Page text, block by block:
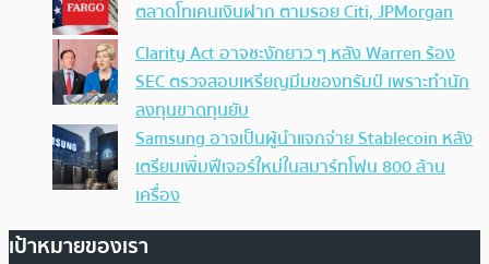
ตลาดโทเคนเงินฝาก ตามรอย Citi, JPMorgan
Clarity Act อาจชะงักยาว ๆ หลัง Warren ร้อง
SEC ตรวจสอบเหรียญมีมของทรัมป์ เพราะทำนัก
ลงทุนขาดทุนยับ
Samsung อาจเป็นผู้นำแจกจ่าย Stablecoin หลัง
เตรียมเพิ่มฟีเจอร์ใหม่ในสมาร์ทโฟน 800 ล้าน
เครื่อง
เป้าหมายของเรา